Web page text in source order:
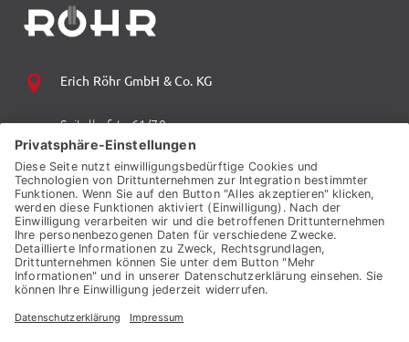
Erich Röhr GmbH & Co. KG
Spitalhofstr. 61/70
94032 Passau
+49 (0) 851 70 06 0
+49 (0) 851 70 06 149
vzp.info@auto-roehr.de